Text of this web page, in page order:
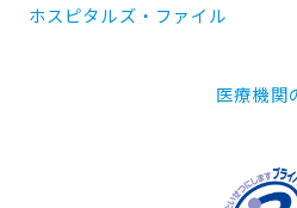
ホスピタルズ・ファイル
医療機関